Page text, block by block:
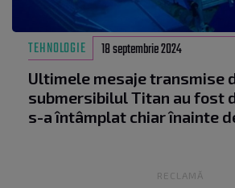
TEHNOLOGIE 18 septembrie 2024
Ultimele mesaje transmise
submersibilul Titan au fost
s-a întâmplat chiar înainte
RECLAMĂ